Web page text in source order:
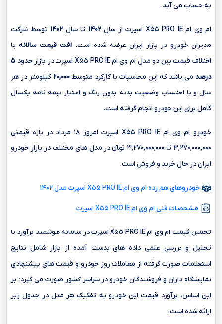
به حساب می آید.
ام وی ام X۵۵ PRO IE اسپرت از سال ۱۴۰۲ تا سال ۱۴۰۲ توسط شرکت
مدیران خودرو در بازار ایران عرضه شده است. افت قیمت سالانهیا
اختلاف قیمت بین دو مدل ام وی ام X۵۵ PRO IE اسپرت در بازار حدود
۵
درصد می باشد که این محاسبات با کارکرد متوسط ۲۰,۰۰۰ کیلومتر در هر
سال و با احتساب وضعیت بدنه بدون رنگ و اعتبار بیمه نامه یکسال
کامل برای این خودرو انجام گرفته است.
خودرو ام وی ام X۵۵ PRO IE اسپرت امروز ۱۸ مرداد در بازه قیمتی
۳,۲۷۰,۰۰۰,۰۰۰ تا ۳,۲۷۰,۰۰۰,۰۰۰ تومانءءء در مدل های مختلف در بازار خودرو
ایران در حال خرید و فروش است.
خودروهای هم رده ام وی ام X۵۵ PRO IE اسپرت مدل ۱۴۰۲
مشخصات فنی ام وی ام X۵۵ PRO IE اسپرت
تخمین قیمت ام وی ام X۵۵ PRO IE اسپرت در سامانه هوشمند برآورد با
تحلیل و بررسی علمی داده های بدست آمده از بازار شامل نتایج
استعلامات صورت گرفته از معاملات روز خودرو و قیمت های پیشنهادی
نمایشگاه داران و فروشندگان خودرو در سراسر کشور صورت می گیرد؛ بر
این اساس، برآورد قیمت این خودرو به تفکیک هر مدل در جدول زیر
ارائه شده است: